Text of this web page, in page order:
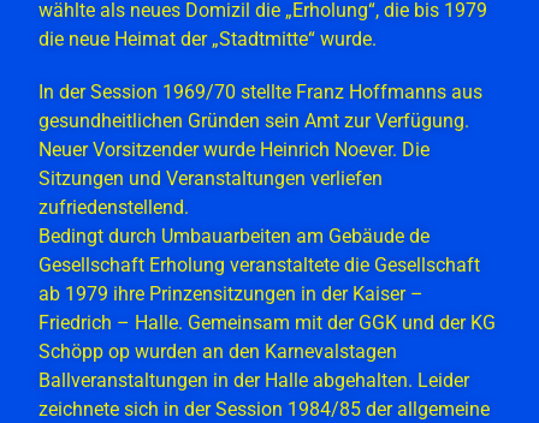
wählte als neues Domizil die „Erholung“, die bis 1979
die neue Heimat der „Stadtmitte“ wurde.
In der Session 1969/70 stellte Franz Hoffmanns aus
gesundheitlichen Gründen sein Amt zur Verfügung.
Neuer Vorsitzender wurde Heinrich Noever. Die
Sitzungen und Veranstaltungen verliefen
zufriedenstellend.
Bedingt durch Umbauarbeiten am Gebäude de
Gesellschaft Erholung veranstaltete die Gesellschaft
ab 1979 ihre Prinzensitzungen in der Kaiser –
Friedrich – Halle. Gemeinsam mit der GGK und der KG
Schöpp op wurden an den Karnevalstagen
Ballveranstaltungen in der Halle abgehalten. Leider
zeichnete sich in der Session 1984/85 der allgemeine